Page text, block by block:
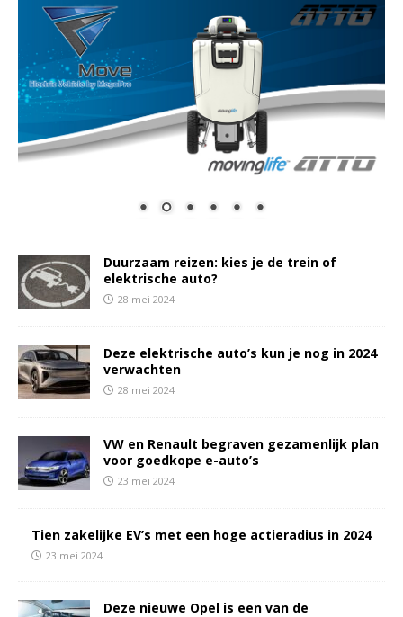
Duurzaam reizen: kies je de trein of
elektrische auto?
28 mei 2024
Deze elektrische auto’s kun je nog in 2024
verwachten
28 mei 2024
VW en Renault begraven gezamenlijk plan
voor goedkope e-auto’s
23 mei 2024
Tien zakelijke EV’s met een hoge actieradius in 2024
23 mei 2024
Deze nieuwe Opel is een van de